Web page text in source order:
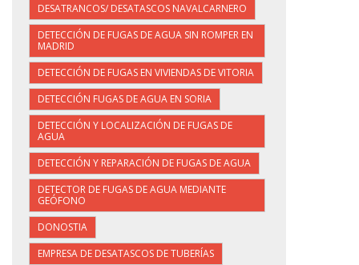
DESATRANCOS/ DESATASCOS NAVALCARNERO
DETECCIÓN DE FUGAS DE AGUA SIN ROMPER EN
MADRID
DETECCIÓN DE FUGAS EN VIVIENDAS DE VITORIA
DETECCIÓN FUGAS DE AGUA EN SORIA
DETECCIÓN Y LOCALIZACIÓN DE FUGAS DE
AGUA
DETECCIÓN Y REPARACIÓN DE FUGAS DE AGUA
DETECTOR DE FUGAS DE AGUA MEDIANTE
GEÓFONO
DONOSTIA
EMPRESA DE DESATASCOS DE TUBERÍAS